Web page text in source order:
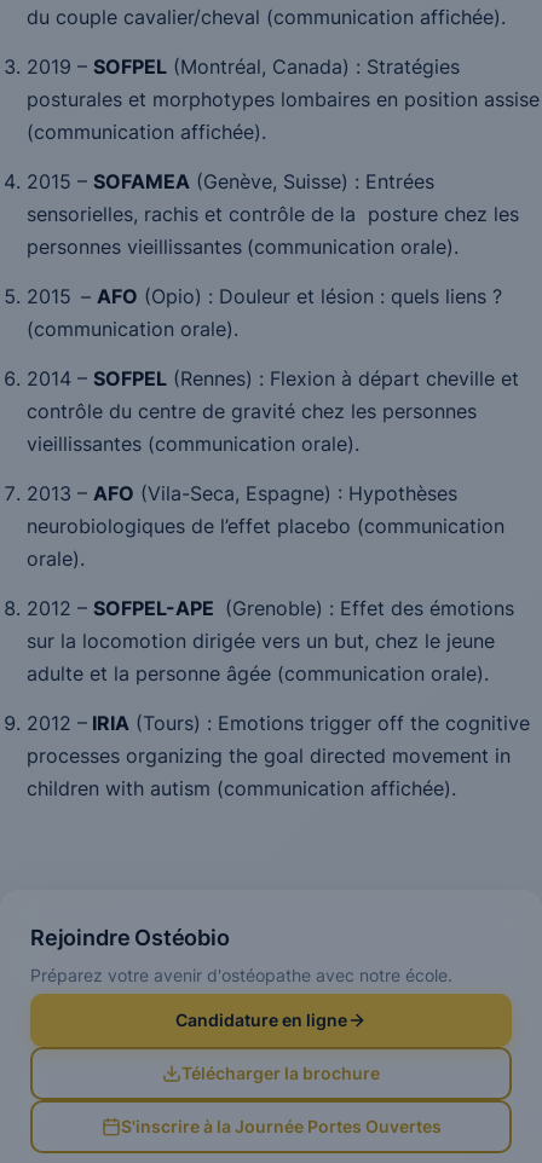
du couple cavalier/cheval (communication affichée).
2019 – SOFPEL (Montréal, Canada) : Stratégies
posturales et morphotypes lombaires en position assise
(communication affichée).
2015 – SOFAMEA (Genève, Suisse) : Entrées
sensorielles, rachis et contrôle de la posture chez les
personnes vieillissantes (communication orale).
2015 – AFO (Opio) : Douleur et lésion : quels liens ?
(communication orale).
2014 – SOFPEL (Rennes) : Flexion à départ cheville et
contrôle du centre de gravité chez les personnes
vieillissantes (communication orale).
2013 – AFO (Vila-Seca, Espagne) : Hypothèses
neurobiologiques de l’effet placebo (communication
orale).
2012 – SOFPEL-APE (Grenoble) : Effet des émotions
sur la locomotion dirigée vers un but, chez le jeune
adulte et la personne âgée (communication orale).
2012 – IRIA (Tours) : Emotions trigger off the cognitive
processes organizing the goal directed movement in
children with autism (communication affichée).
Rejoindre Ostéobio
Préparez votre avenir d'ostéopathe avec notre école.
Candidature en ligne
Télécharger la brochure
S'inscrire à la Journée Portes Ouvertes